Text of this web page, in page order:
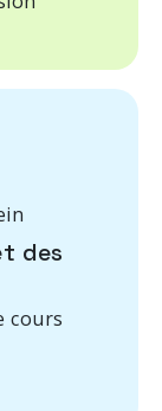
des
cours